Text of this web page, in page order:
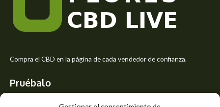
e
Compra el CBD en la página de cada vendedor de confianza.
Pruébalo
Siente el mejor aroma de las flores CBD y usa los beneficios del